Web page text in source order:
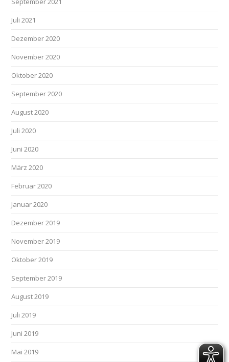
Juli 2021
Dezember 2020
November 2020
Oktober 2020
September 2020
August 2020
Juli 2020
Juni 2020
März 2020
Februar 2020
Januar 2020
Dezember 2019
November 2019
Oktober 2019
September 2019
August 2019
Juli 2019
Juni 2019
Mai 2019